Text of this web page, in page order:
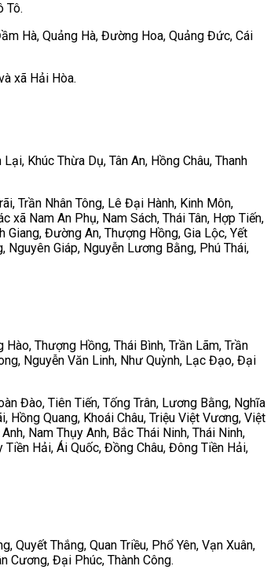
Tô.
Hà, Quảng Hà, Đường Hoa, Quảng Đức, Cái
xã Hải Hòa.
Khúc Thừa Dụ, Tân An, Hồng Châu, Thanh
Trần Nhân Tông, Lê Đại Hành, Kinh Môn,
xã Nam An Phụ, Nam Sách, Thái Tân, Hợp Tiến,
Giang, Đường An, Thượng Hồng, Gia Lộc, Yết
Nguyên Giáp, Nguyễn Lương Bằng, Phú Thái,
Thượng Hồng, Thái Bình, Trần Lãm, Trần
Nguyễn Văn Linh, Như Quỳnh, Lạc Đạo, Đại
Đào, Tiên Tiến, Tống Trân, Lương Bằng, Nghĩa
Hồng Quang, Khoái Châu, Triệu Việt Vương, Việt
Nam Thụy Anh, Bắc Thái Ninh, Thái Ninh,
Tiền Hải, Ái Quốc, Đồng Châu, Đông Tiền Hải,
Quyết Thắng, Quan Triều, Phổ Yên, Vạn Xuân,
Cương, Đại Phúc, Thành Công.